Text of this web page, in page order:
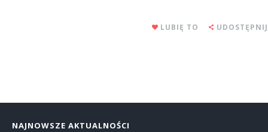
LUBIĘ TO UDOSTĘPNIJ
NAJNOWSZE AKTUALNOŚCI